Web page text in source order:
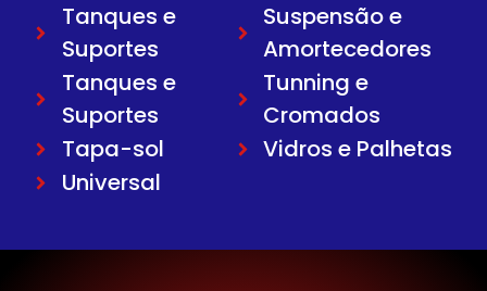
Tanques e
Suportes
Tanques e
Suportes
Tapa-sol
Universal
Suspensão e
Amortecedores
Tunning e
Cromados
Vidros e Palhetas